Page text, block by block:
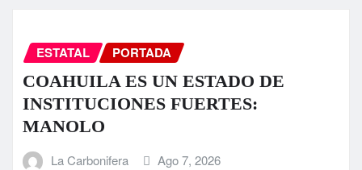
ESTATAL PORTADA
COAHUILA ES UN ESTADO DE
INSTITUCIONES FUERTES:
MANOLO
La Carbonifera Ago 7, 2026